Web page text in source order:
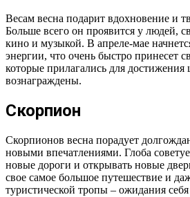
Весам весна подарит вдохновение и
Больше всего он проявится у людей,
кино и музыкой. В апреле-мае
энергии, что очень быстро принесет
которые прилагались для достижения
вознаграждены.
Скорпион
Скорпионов весна порадует
новыми впечатлениями. Глоба
новые дороги и открывать новые
свое самое большое путешествие и
туристической тропы – ожидания